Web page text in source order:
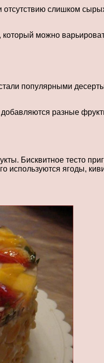
отсутствию слишком
можно
популярными
разные
Бисквитное тесто
используются ягоды,